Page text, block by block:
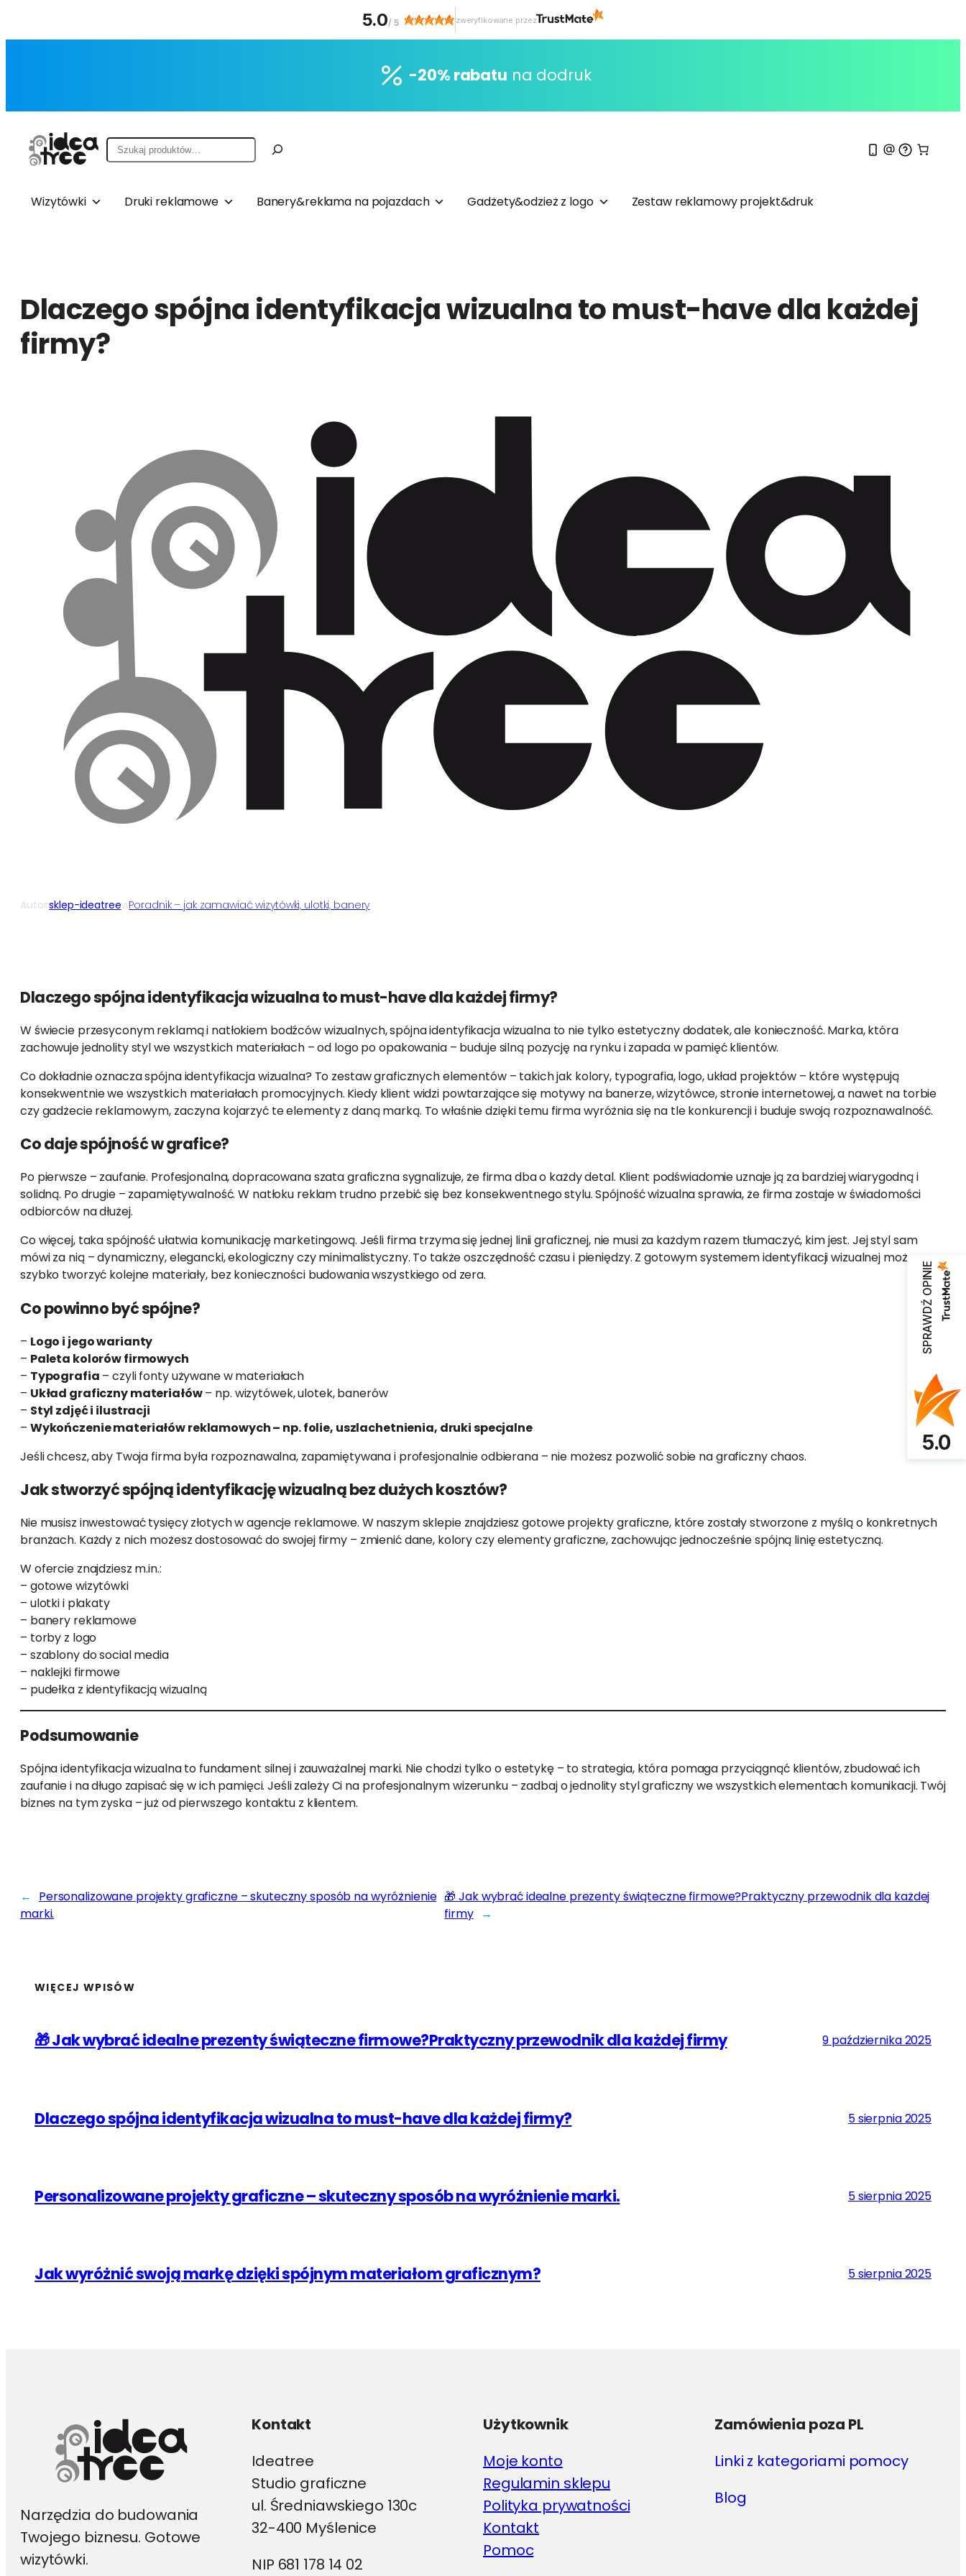
-20% rabatu na dodruk
Szukaj
Wizytówki Druki reklamowe Banery&reklama na pojazdach Gadżety&odzież z logo Zestaw reklamowy projekt&druk
Dlaczego spójna identyfikacja wizualna to must-have dla każdej
firmy?
Autor:sklep-ideatreewPoradnik – jak zamawiać wizytówki, ulotki, banery
Dlaczego spójna identyfikacja wizualna to must-have dla każdej firmy?
W świecie przesyconym reklamą i natłokiem bodźców wizualnych, spójna identyfikacja wizualna to nie tylko estetyczny dodatek, ale konieczność. Marka, która
zachowuje jednolity styl we wszystkich materiałach – od logo po opakowania – buduje silną pozycję na rynku i zapada w pamięć klientów.
Co dokładnie oznacza spójna identyfikacja wizualna? To zestaw graficznych elementów – takich jak kolory, typografia, logo, układ projektów – które występują
konsekwentnie we wszystkich materiałach promocyjnych. Kiedy klient widzi powtarzające się motywy na banerze, wizytówce, stronie internetowej, a nawet na torbie
czy gadżecie reklamowym, zaczyna kojarzyć te elementy z daną marką. To właśnie dzięki temu firma wyróżnia się na tle konkurencji i buduje swoją rozpoznawalność.
Co daje spójność w grafice?
Po pierwsze – zaufanie. Profesjonalna, dopracowana szata graficzna sygnalizuje, że firma dba o każdy detal. Klient podświadomie uznaje ją za bardziej wiarygodną i
solidną. Po drugie – zapamiętywalność. W natłoku reklam trudno przebić się bez konsekwentnego stylu. Spójność wizualna sprawia, że firma zostaje w świadomości
odbiorców na dłużej.
Co więcej, taka spójność ułatwia komunikację marketingową. Jeśli firma trzyma się jednej linii graficznej, nie musi za każdym razem tłumaczyć, kim jest. Jej styl sam
mówi za nią – dynamiczny, elegancki, ekologiczny czy minimalistyczny. To także oszczędność czasu i pieniędzy. Z gotowym systemem identyfikacji wizualnej można
szybko tworzyć kolejne materiały, bez konieczności budowania wszystkiego od zera.
Co powinno być spójne?
– Logo i jego warianty
– Paleta kolorów firmowych
– Typografia – czyli fonty używane w materiałach
– Układ graficzny materiałów– np. wizytówek, ulotek, banerów
– Styl zdjęć i ilustracji
– Wykończenie materiałów reklamowych – np. folie, uszlachetnienia, druki specjalne
Jeśli chcesz, aby Twoja firma była rozpoznawalna, zapamiętywana i profesjonalnie odbierana – nie możesz pozwolić sobie na graficzny chaos.
Jak stworzyć spójną identyfikację wizualną bez dużych kosztów?
Nie musisz inwestować tysięcy złotych w agencje reklamowe. W naszym sklepie znajdziesz gotowe projekty graficzne, które zostały stworzone z myślą o konkretnych
branżach. Każdy z nich możesz dostosować do swojej firmy – zmienić dane, kolory czy elementy graficzne, zachowując jednocześnie spójną linię estetyczną.
W ofercie znajdziesz m.in.:
– gotowe wizytówki
– ulotki i plakaty
– banery reklamowe
– torby z logo
– szablony do social media
– naklejki firmowe
– pudełka z identyfikacją wizualną
Podsumowanie
Spójna identyfikacja wizualna to fundament silnej i zauważalnej marki. Nie chodzi tylko o estetykę – to strategia, która pomaga przyciągnąć klientów, zbudować ich
zaufanie i na długo zapisać się w ich pamięci. Jeśli zależy Ci na profesjonalnym wizerunku – zadbaj o jednolity styl graficzny we wszystkich elementach komunikacji. Twój
biznes na tym zyska – już od pierwszego kontaktu z klientem.
←
Personalizowane projekty graficzne – skuteczny sposób na wyróżnienie
marki.
🎁 Jak wybrać idealne prezenty świąteczne firmowe?Praktyczny przewodnik dla każdej
firmy →
WIĘCEJ WPISÓW
🎁 Jak wybrać idealne prezenty świąteczne firmowe?Praktyczny przewodnik dla każdej firmy 9 października 2025
Dlaczego spójna identyfikacja wizualna to must-have dla każdej firmy? 5 sierpnia 2025
Personalizowane projekty graficzne – skuteczny sposób na wyróżnienie marki. 5 sierpnia 2025
Jak wyróżnić swoją markę dzięki spójnym materiałom graficznym? 5 sierpnia 2025
Narzędzia do budowania
Twojego biznesu. Gotowe
wizytówki.
Kontakt
Ideatree
Studio graficzne
ul. Średniawskiego 130c
32-400 Myślenice
NIP 681 178 14 02
Użytkownik
Moje konto
Regulamin sklepu
Polityka prywatności
Kontakt
Pomoc
Zamówienia poza PL
Linki z kategoriami pomocy
Blog
5.0/ 5 zweryfikowane przez
SPRAWDŹ OPINIE
5.0